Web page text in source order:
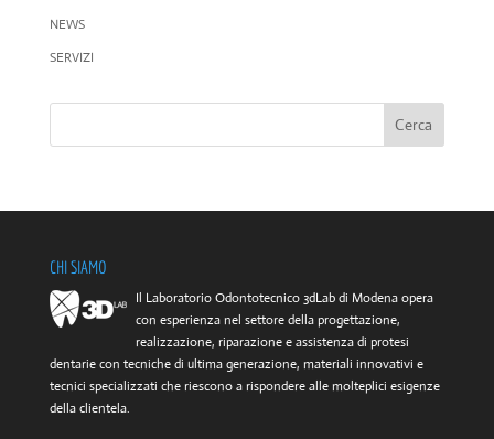
NEWS
SERVIZI
CHI SIAMO
Il Laboratorio Odontotecnico 3dLab di Modena opera
con esperienza nel settore della progettazione,
realizzazione, riparazione e assistenza di protesi
dentarie con tecniche di ultima generazione, materiali innovativi e
tecnici specializzati che riescono a rispondere alle molteplici esigenze
della clientela.